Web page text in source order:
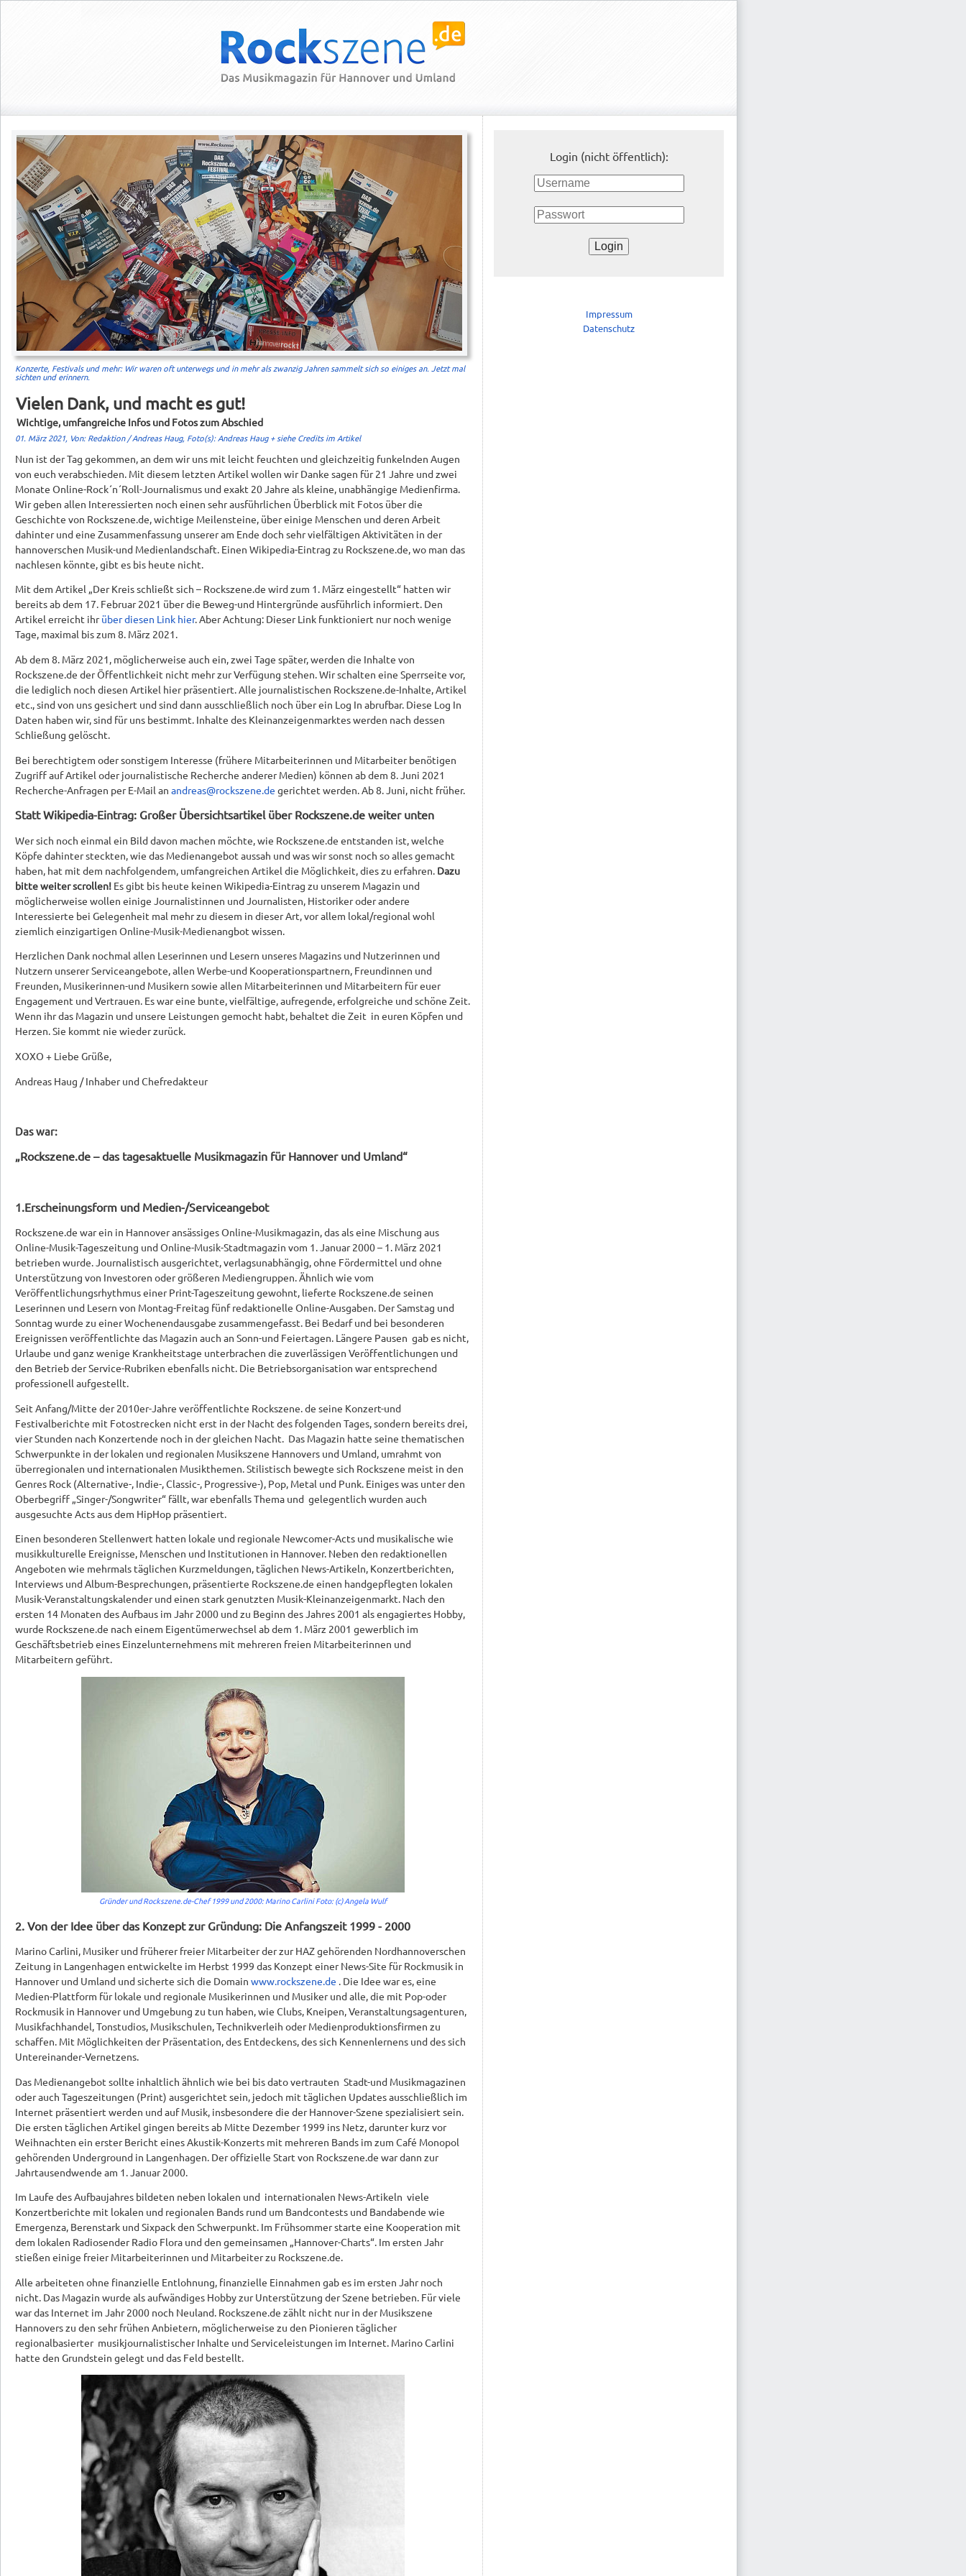
Konzerte, Festivals und mehr: Wir waren oft unterwegs und in mehr als zwanzig Jahren sammelt sich so einiges an. Jetzt mal
sichten und erinnern.
Vielen Dank, und macht es gut!
Wichtige, umfangreiche Infos und Fotos zum Abschied
01. März 2021, Von: Redaktion / Andreas Haug, Foto(s): Andreas Haug + siehe Credits im Artikel
Nun ist der Tag gekommen, an dem wir uns mit leicht feuchten und gleichzeitig funkelnden Augen
von euch verabschieden. Mit diesem letzten Artikel wollen wir Danke sagen für 21 Jahre und zwei
Monate Online-Rock´n´Roll-Journalismus und exakt 20 Jahre als kleine, unabhängige Medienfirma.
Wir geben allen Interessierten noch einen sehr ausführlichen Überblick mit Fotos über die
Geschichte von Rockszene.de, wichtige Meilensteine, über einige Menschen und deren Arbeit
dahinter und eine Zusammenfassung unserer am Ende doch sehr vielfältigen Aktivitäten in der
hannoverschen Musik-und Medienlandschaft. Einen Wikipedia-Eintrag zu Rockszene.de, wo man das
nachlesen könnte, gibt es bis heute nicht.
Mit dem Artikel „Der Kreis schließt sich – Rockszene.de wird zum 1. März eingestellt“ hatten wir
bereits ab dem 17. Februar 2021 über die Beweg-und Hintergründe ausführlich informiert. Den
Artikel erreicht ihrüber diesen Link hier. Aber Achtung: Dieser Link funktioniert nur noch wenige
Tage, maximal bis zum 8. März 2021.
Ab dem 8. März 2021, möglicherweise auch ein, zwei Tage später, werden die Inhalte von
Rockszene.de der Öffentlichkeit nicht mehr zur Verfügung stehen. Wir schalten eine Sperrseite vor,
die lediglich noch diesen Artikel hier präsentiert. Alle journalistischen Rockszene.de-Inhalte, Artikel
etc., sind von uns gesichert und sind dann ausschließlich noch über ein Log In abrufbar. Diese Log In
Daten haben wir, sind für uns bestimmt. Inhalte des Kleinanzeigenmarktes werden nach dessen
Schließung gelöscht.
Bei berechtigtem oder sonstigem Interesse (frühere Mitarbeiterinnen und Mitarbeiter benötigen
Zugriff auf Artikel oder journalistische Recherche anderer Medien) können ab dem 8. Juni 2021
Recherche-Anfragen per E-Mail an andreas@rockszene.de gerichtet werden. Ab 8. Juni, nicht früher.
Statt Wikipedia-Eintrag: Großer Übersichtsartikel über Rockszene.de weiter unten
Wer sich noch einmal ein Bild davon machen möchte, wie Rockszene.de entstanden ist, welche
Köpfe dahinter steckten, wie das Medienangebot aussah und was wir sonst noch so alles gemacht
haben, hat mit dem nachfolgendem, umfangreichen Artikel die Möglichkeit, dies zu erfahren. Dazu
bitte weiter scrollen! Es gibt bis heute keinen Wikipedia-Eintrag zu unserem Magazin und
möglicherweise wollen einige Journalistinnen und Journalisten, Historiker oder andere
Interessierte bei Gelegenheit mal mehr zu diesem in dieser Art, vor allem lokal/regional wohl
ziemlich einzigartigen Online-Musik-Medienangbot wissen.
Herzlichen Dank nochmal allen Leserinnen und Lesern unseres Magazins und Nutzerinnen und
Nutzern unserer Serviceangebote, allen Werbe-und Kooperationspartnern, Freundinnen und
Freunden, Musikerinnen-und Musikern sowie allen Mitarbeiterinnen und Mitarbeitern für euer
Engagement und Vertrauen. Es war eine bunte, vielfältige, aufregende, erfolgreiche und schöne Zeit.
Wenn ihr das Magazin und unsere Leistungen gemocht habt, behaltet die Zeit in euren Köpfen und
Herzen. Sie kommt nie wieder zurück.
XOXO + Liebe Grüße,
Andreas Haug / Inhaber und Chefredakteur
Das war:
„Rockszene.de – das tagesaktuelle Musikmagazin für Hannover und Umland“
1.Erscheinungsform und Medien-/Serviceangebot
Rockszene.de war ein in Hannover ansässiges Online-Musikmagazin, das als eine Mischung aus
Online-Musik-Tageszeitung und Online-Musik-Stadtmagazin vom 1. Januar 2000 – 1. März 2021
betrieben wurde. Journalistisch ausgerichtet, verlagsunabhängig, ohne Fördermittel und ohne
Unterstützung von Investoren oder größeren Mediengruppen. Ähnlich wie vom
Veröffentlichungsrhythmus einer Print-Tageszeitung gewohnt, lieferte Rockszene.de seinen
Leserinnen und Lesern von Montag-Freitag fünf redaktionelle Online-Ausgaben. Der Samstag und
Sonntag wurde zu einer Wochenendausgabe zusammengefasst. Bei Bedarf und bei besonderen
Ereignissen veröffentlichte das Magazin auch an Sonn-und Feiertagen. Längere Pausen gab es nicht,
Urlaube und ganz wenige Krankheitstage unterbrachen die zuverlässigen Veröffentlichungen und
den Betrieb der Service-Rubriken ebenfalls nicht. Die Betriebsorganisation war entsprechend
professionell aufgestellt.
Seit Anfang/Mitte der 2010er-Jahre veröffentlichte Rockszene. de seine Konzert-und
Festivalberichte mit Fotostrecken nicht erst in der Nacht des folgenden Tages, sondern bereits drei,
vier Stunden nach Konzertende noch in der gleichen Nacht. Das Magazin hatte seine thematischen
Schwerpunkte in der lokalen und regionalen Musikszene Hannovers und Umland, umrahmt von
überregionalen und internationalen Musikthemen. Stilistisch bewegte sich Rockszene meist in den
Genres Rock (Alternative-, Indie-, Classic-, Progressive-), Pop, Metal und Punk. Einiges was unter den
Oberbegriff „Singer-/Songwriter“ fällt, war ebenfalls Thema und gelegentlich wurden auch
ausgesuchte Acts aus dem HipHop präsentiert.
Einen besonderen Stellenwert hatten lokale und regionale Newcomer-Acts und musikalische wie
musikkulturelle Ereignisse, Menschen und Institutionen in Hannover. Neben den redaktionellen
Angeboten wie mehrmals täglichen Kurzmeldungen, täglichen News-Artikeln, Konzertberichten,
Interviews und Album-Besprechungen, präsentierte Rockszene.de einen handgepflegten lokalen
Musik-Veranstaltungskalender und einen stark genutzten Musik-Kleinanzeigenmarkt. Nach den
ersten 14 Monaten des Aufbaus im Jahr 2000 und zu Beginn des Jahres 2001 als engagiertes Hobby,
wurde Rockszene.de nach einem Eigentümerwechsel ab dem 1. März 2001 gewerblich im
Geschäftsbetrieb eines Einzelunternehmens mit mehreren freien Mitarbeiterinnen und
Mitarbeitern geführt.
Gründer und Rockszene.de-Chef 1999 und 2000: Marino Carlini Foto: (c) Angela Wulf
2. Von der Idee über das Konzept zur Gründung: Die Anfangszeit 1999 - 2000
Marino Carlini, Musiker und früherer freier Mitarbeiter der zur HAZ gehörenden Nordhannoverschen
Zeitung in Langenhagen entwickelte im Herbst 1999 das Konzept einer News-Site für Rockmusik in
Hannover und Umland und sicherte sich die Domain www.rockszene.de . Die Idee war es, eine
Medien-Plattform für lokale und regionale Musikerinnen und Musiker und alle, die mit Pop-oder
Rockmusik in Hannover und Umgebung zu tun haben, wie Clubs, Kneipen, Veranstaltungsagenturen,
Musikfachhandel, Tonstudios, Musikschulen, Technikverleih oder Medienproduktionsfirmen zu
schaffen. Mit Möglichkeiten der Präsentation, des Entdeckens, des sich Kennenlernens und des sich
Untereinander-Vernetzens.
Das Medienangebot sollte inhaltlich ähnlich wie bei bis dato vertrauten Stadt-und Musikmagazinen
oder auch Tageszeitungen (Print) ausgerichtet sein, jedoch mit täglichen Updates ausschließlich im
Internet präsentiert werden und auf Musik, insbesondere die der Hannover-Szene spezialisiert sein.
Die ersten täglichen Artikel gingen bereits ab Mitte Dezember 1999 ins Netz, darunter kurz vor
Weihnachten ein erster Bericht eines Akustik-Konzerts mit mehreren Bands im zum Café Monopol
gehörenden Underground in Langenhagen. Der offizielle Start von Rockszene.de war dann zur
Jahrtausendwende am 1. Januar 2000.
Im Laufe des Aufbaujahres bildeten neben lokalen und internationalen News-Artikeln viele
Konzertberichte mit lokalen und regionalen Bands rund um Bandcontests und Bandabende wie
Emergenza, Berenstark und Sixpack den Schwerpunkt. Im Frühsommer starte eine Kooperation mit
dem lokalen Radiosender Radio Flora und den gemeinsamen „Hannover-Charts“. Im ersten Jahr
stießen einige freier Mitarbeiterinnen und Mitarbeiter zu Rockszene.de.
Alle arbeiteten ohne finanzielle Entlohnung, finanzielle Einnahmen gab es im ersten Jahr noch
nicht. Das Magazin wurde als aufwändiges Hobby zur Unterstützung der Szene betrieben. Für viele
war das Internet im Jahr 2000 noch Neuland. Rockszene.de zählt nicht nur in der Musikszene
Hannovers zu den sehr frühen Anbietern, möglicherweise zu den Pionieren täglicher
regionalbasierter musikjournalistischer Inhalte und Serviceleistungen im Internet. Marino Carlini
hatte den Grundstein gelegt und das Feld bestellt.
Login (nicht öffentlich):
Impressum
Datenschutz